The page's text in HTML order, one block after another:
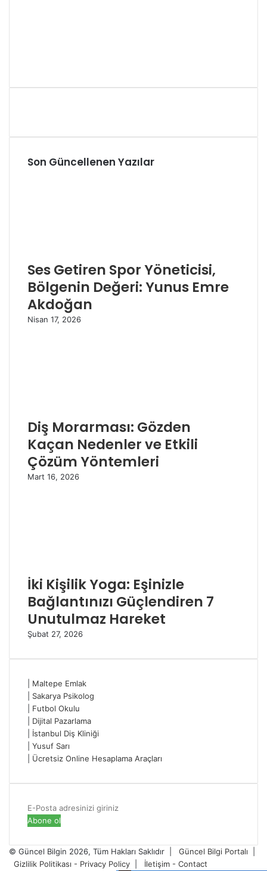
Son Güncellenen Yazılar
Ses Getiren Spor Yöneticisi,
Bölgenin Değeri: Yunus Emre
Akdoğan
Nisan 17, 2026
Diş Morarması: Gözden
Kaçan Nedenler ve Etkili
Çözüm Yöntemleri
Mart 16, 2026
İki Kişilik Yoga: Eşinizle
Bağlantınızı Güçlendiren 7
Unutulmaz Hareket
Şubat 27, 2026
Maltepe Emlak
Sakarya Psikolog
Futbol Okulu
Dijital Pazarlama
İstanbul Diş Kliniği
Yusuf Sarı
Ücretsiz Online Hesaplama Araçları
E-
Posta
giriniz
© Güncel Bilgin 2026, Tüm Hakları Saklıdır | Güncel Bilgi Portalı
Gizlilik Politikası - Privacy Policy
İletişim - Contact